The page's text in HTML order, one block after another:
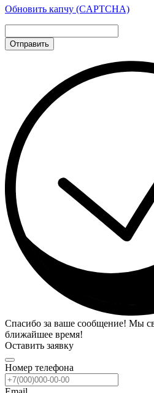
Обновить капчу (CAPTCHA)
Отправить
Спасибо за ваше сообщение! Мы
ближайшее время!
Оставить заявку
Номер телефона